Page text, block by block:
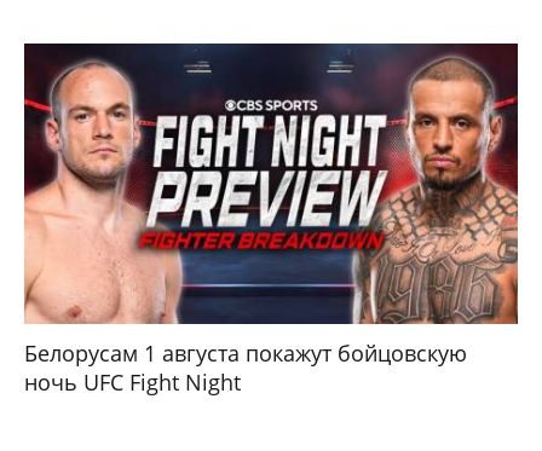
Белорусам 1 августа покажут бойцовскую
ночь UFC Fight Night